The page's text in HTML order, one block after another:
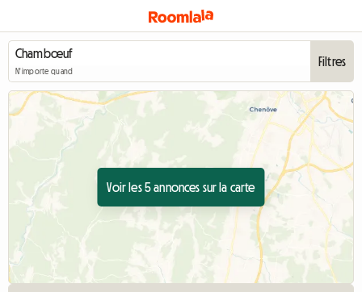
N'importe quand
Filtres
Voir les 5 annonces sur la carte